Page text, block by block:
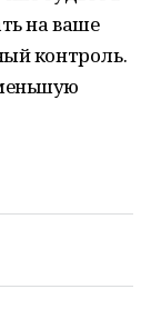
на ваше
контроль.